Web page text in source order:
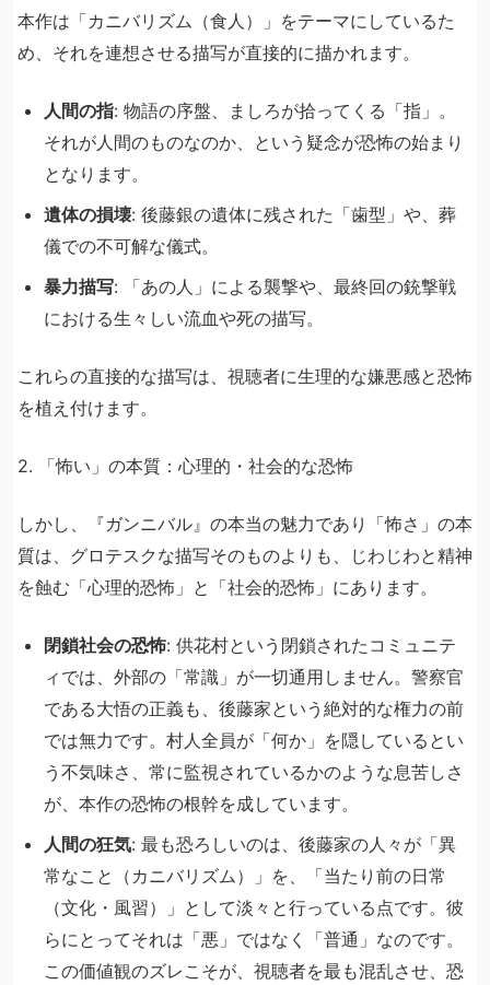
本作は「カニバリズム（食人）」をテーマにしているた
め、それを連想させる描写が直接的に描かれます。
人間の指: 物語の序盤、ましろが拾ってくる「指」。
それが人間のものなのか、という疑念が恐怖の始まり
となります。
遺体の損壊: 後藤銀の遺体に残された「歯型」や、葬
儀での不可解な儀式。
暴力描写: 「あの人」による襲撃や、最終回の銃撃戦
における生々しい流血や死の描写。
これらの直接的な描写は、視聴者に生理的な嫌悪感と恐怖
を植え付けます。
2. 「怖い」の本質：心理的・社会的な恐怖
しかし、『ガンニバル』の本当の魅力であり「怖さ」の本
質は、グロテスクな描写そのものよりも、じわじわと精神
を蝕む「心理的恐怖」と「社会的恐怖」にあります。
閉鎖社会の恐怖: 供花村という閉鎖されたコミュニテ
ィでは、外部の「常識」が一切通用しません。警察官
である大悟の正義も、後藤家という絶対的な権力の前
では無力です。村人全員が「何か」を隠しているとい
う不気味さ、常に監視されているかのような息苦しさ
が、本作の恐怖の根幹を成しています。
人間の狂気: 最も恐ろしいのは、後藤家の人々が「異
常なこと（カニバリズム）」を、「当たり前の日常
（文化・風習）」として淡々と行っている点です。彼
らにとってそれは「悪」ではなく「普通」なのです。
この価値観のズレこそが、視聴者を最も混乱させ、恐